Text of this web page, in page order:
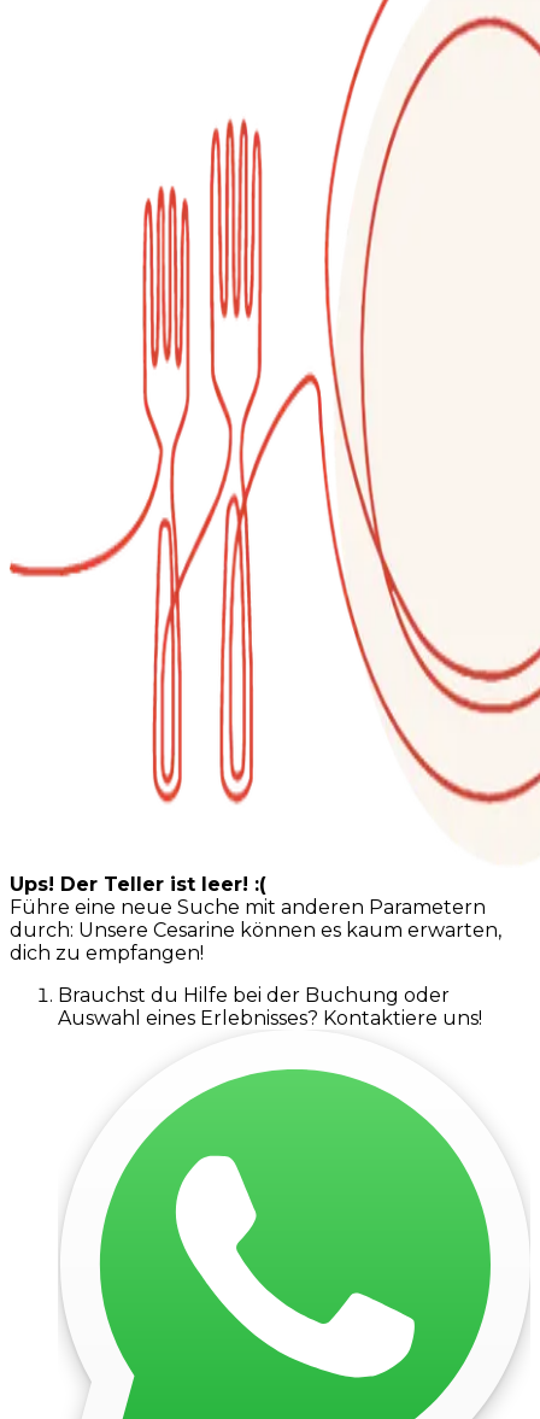
Ups! Der Teller ist leer! :(
Führe eine neue Suche mit anderen Parametern
durch: Unsere Cesarine können es kaum erwarten,
dich zu empfangen!
Brauchst du Hilfe bei der Buchung oder
Auswahl eines Erlebnisses? Kontaktiere uns!